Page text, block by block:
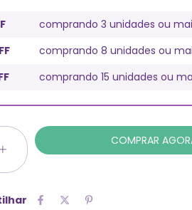
comprando 3 unidades ou
comprando 8 unidades ou
comprando 15 unidades ou